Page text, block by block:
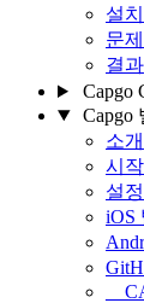
설
문
결과
Capgo
Capgo
소개
시작
설
iOS